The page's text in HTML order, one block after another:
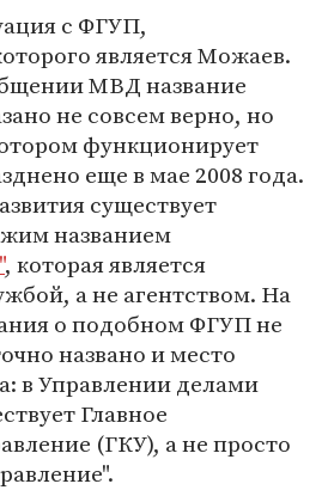
с ФГУП,
является Можаев.
МВД название
не совсем верно, но
функционирует
еще в мае 2008 года.
существует
названием
, которая является
а не агентством. На
о подобном ФГУП не
названо и место
в Управлении делами
Главное
(ГКУ), а не просто